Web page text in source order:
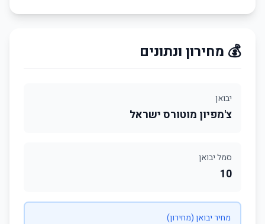
💰 מחירון ונתונים
יבואן
צ'מפיון מוטורס ישראל
סמל יבואן
10
מחיר יבואן (מחירון)